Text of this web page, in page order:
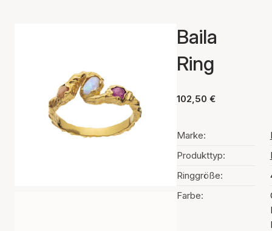
Baila
Ring
102,50 €
Marke:
Produkttyp:
Ringgröße:
Farbe: